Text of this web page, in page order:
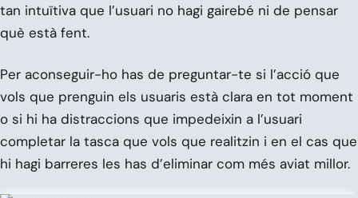
tan intuïtiva que l’usuari no hagi gairebé ni de pensar
què està fent.
Per aconseguir-ho has de preguntar-te si l’acció que
vols que prenguin els usuaris està clara en tot moment
o si hi ha distraccions que impedeixin a l’usuari
completar la tasca que vols que realitzin i en el cas que
hi hagi barreres les has d’eliminar com més aviat millor.